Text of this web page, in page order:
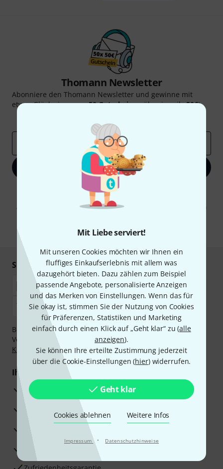
Mit Liebe serviert!
Mit unseren Cookies möchten wir Ihnen ein
fluffiges Einkaufserlebnis mit allem was
dazugehört bieten. Dazu zählen zum Beispiel
passende Angebote, personalisierte Anzeigen
und das Merken von Einstellungen. Wenn das für
Sie okay ist, stimmen Sie der Nutzung von Cookies
für Präferenzen, Statistiken und Marketing
einfach durch einen Klick auf „Geht klar“ zu (alle
anzeigen).
Sie können Ihre erteilte Zustimmung jederzeit
über die Cookie-Einstellungen (hier) widerrufen.
Geht klar
Cookies ablehnen Weitere Infos
Impressum · Datenschutzhinweise
Thomann Newsletter
Abonniere den Thomann Newsletter und gewinne mit
etwas Glück einen von50 Gutscheinenüber jeweils50€!
Jetzt anmelden
Mit Klick auf „Jetzt anmelden“ stimmen Sie dem Erhalt von E-Mail-
Werbung und einer Messung des E-Mail-Nutzungsverhaltens zu. Die
Abmeldung ist jederzeit möglich. Weitere Informationen finden Sie in
* Pflichtfeld
Sicher einkaufen & bezahlen
Bezahlen Sie vertraulich und sicher per Nachnahme,
Vorkasse, PayPal, Amazon Pay,Klarna Sofort bezahlen
Klarna Ratenzahlungoder Kreditkarte.
Ihre Vorteile
3 Jahre Thomann Garantie
30 Tage Money-Back-Garantie
Beratung durch Fachexperten